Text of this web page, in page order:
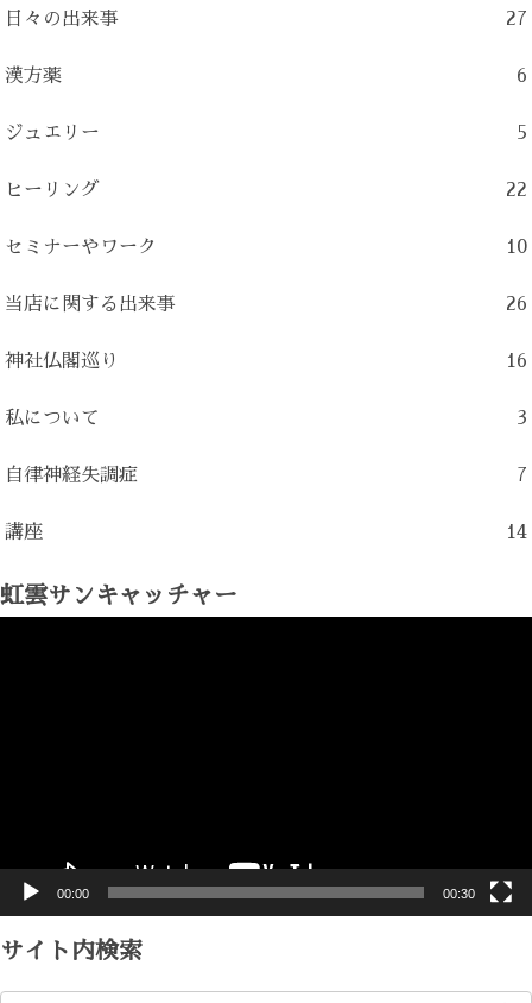
日々の出来事 27
漢方薬 6
ジュエリー 5
ヒーリング 22
セミナーやワーク 10
当店に関する出来事 26
神社仏閣巡り 16
私について 3
自律神経失調症 7
講座 14
虹雲サンキャッチャー
00:00 00:30
サイト内検索